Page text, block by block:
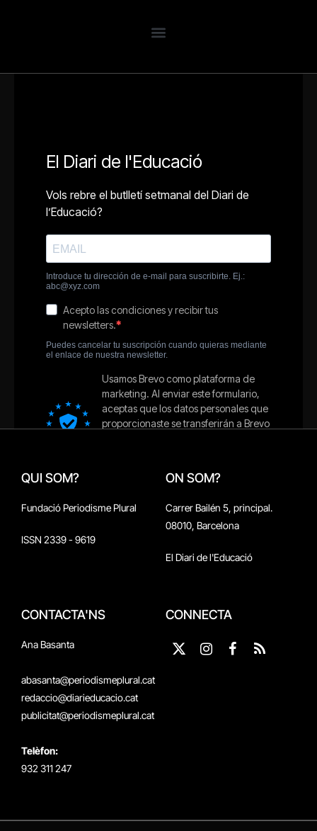
QUI SOM?
Fundació Periodisme Plural
ISSN 2339 - 9619
ON SOM?
Carrer Bailén 5, principal.
08010, Barcelona
El Diari de l'Educació
CONTACTA'NS
Ana Basanta
abasanta@periodismeplural.cat
redaccio@diarieducacio.cat
publicitat@periodismeplural.cat
Telèfon:
932 311 247
CONNECTA
X
Instagram
Facebook
RSS